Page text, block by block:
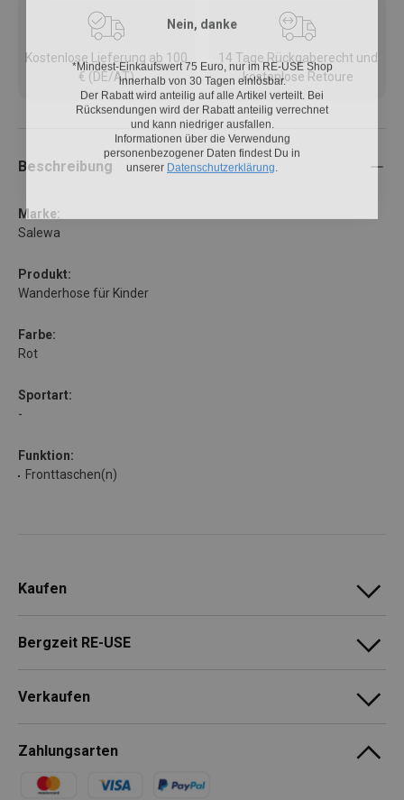
Kostenlose Lieferung ab 100
€ (DE/AT)
14 Tage Rückgaberecht und
kostenlose Retoure
Beschreibung
Marke:
Salewa
Produkt:
Wanderhose für Kinder
Farbe:
Rot
Sportart:
-
Funktion:
Fronttaschen(n)
Kaufen
Bergzeit RE-USE
Verkaufen
Zahlungsarten
Zahlungsmethoden
Nein, danke
*Mindest-Einkaufswert 75 Euro, nur im RE-USE Shop
innerhalb von 30 Tagen einlösbar.
Der Rabatt wird anteilig auf alle Artikel verteilt. Bei
Rücksendungen wird der Rabatt anteilig verrechnet
und kann niedriger ausfallen.
Informationen über die Verwendung
personenbezogener Daten findest Du in
unsererDatenschutzerklärung .